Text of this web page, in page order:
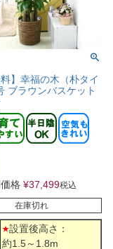
料】幸福の木（朴タイ
ブラウンバスケット
格 ¥37,499税込
在庫切れ
設置後高さ：
約1.5～1.8m